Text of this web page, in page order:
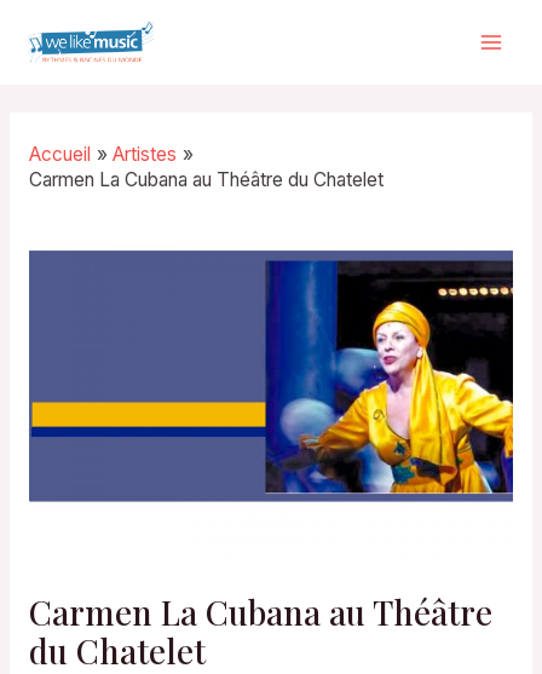
Accueil
Artistes
Carmen La Cubana au Théâtre du Chatelet
Carmen La Cubana au Théâtre
du Chatelet